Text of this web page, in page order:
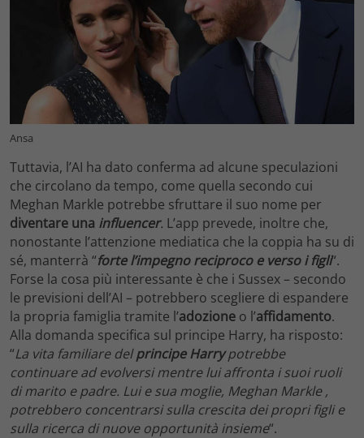
Ansa
Tuttavia, l’AI ha dato conferma ad alcune speculazioni
che circolano da tempo, come quella secondo cui
Meghan Markle potrebbe sfruttare il suo nome per
diventare una influencer. L’app prevede, inoltre che,
nonostante l’attenzione mediatica che la coppia ha su di
sé, manterrà “forte l’impegno reciproco e verso i figli“.
Forse la cosa più interessante è che i Sussex – secondo
le previsioni dell’AI – potrebbero scegliere di espandere
la propria famiglia tramite l’adozione o l’affidamento.
Alla domanda specifica sul principe Harry, ha risposto:
“La vita familiare delprincipe Harrypotrebbe
continuare ad evolversi mentre lui affronta i suoi ruoli
di marito e padre. Lui e sua moglie, Meghan Markle ,
potrebbero concentrarsi sulla crescita dei propri figli e
sulla ricerca di nuove opportunità insieme“.